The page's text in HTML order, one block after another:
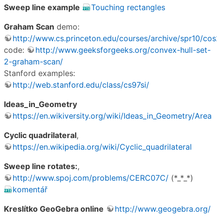
Sweep line example
Touching rectangles
Graham Scan demo:
http://www.cs.princeton.edu/courses/archive/spr10/
code:
http://www.geeksforgeeks.org/convex-hull-set-
2-graham-scan/
Stanford examples:
http://web.stanford.edu/class/cs97si/
Ideas_in_Geometry
https://en.wikiversity.org/wiki/Ideas_in_Geometry/Area
Cyclic quadrilateral,
https://en.wikipedia.org/wiki/Cyclic_quadrilateral
Sweep line rotates:,
http://www.spoj.com/problems/CERC07C/ (*_*_*)
komentář
Kreslítko GeoGebra online
http://www.geogebra.org/